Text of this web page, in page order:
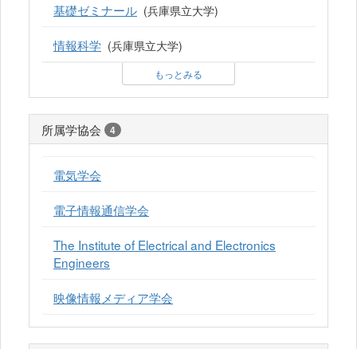
基礎ゼミナール (兵庫県立大学)
情報科学 (兵庫県立大学)
もっとみる
所属学協会 4
電気学会
電子情報通信学会
The Institute of Electrical and Electronics
Engineers
映像情報メディア学会